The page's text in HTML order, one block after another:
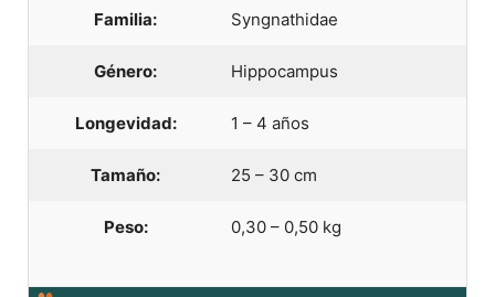
Familia: Syngnathidae
Género: Hippocampus
Longevidad: 1 – 4 años
Tamaño: 25 – 30 cm
Peso: 0,30 – 0,50 kg